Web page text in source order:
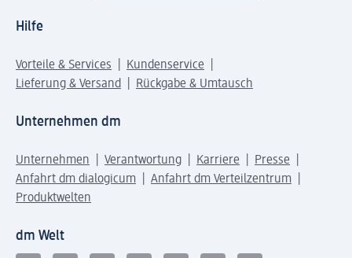
Hilfe
Vorteile & Services
Kundenservice
Lieferung & Versand
Rückgabe & Umtausch
Unternehmen dm
Unternehmen Verantwortung Karriere
Presse
Anfahrt dm dialogicum
Anfahrt dm Verteilzentrum
Produktwelten
dm Welt